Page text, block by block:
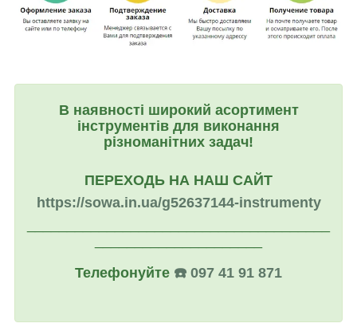
В наявності широкий асортимент
інструментів для виконання
різноманітних задач!
ПЕРЕХОДЬ НА НАШ САЙТ
https://sowa.in.ua/g52637144-instrumenty
Телефонуйте ☎️ 097 41 91 871